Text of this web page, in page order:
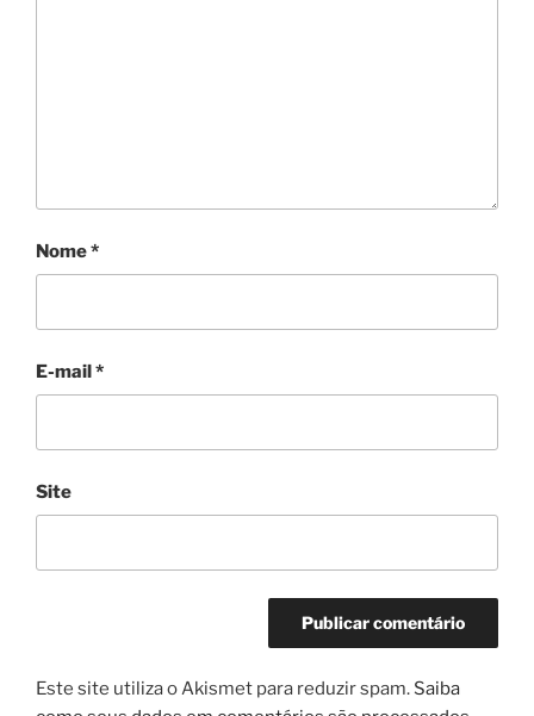
Nome*
E-mail*
Site
Este site utiliza o Akismet para reduzir spam. Saiba